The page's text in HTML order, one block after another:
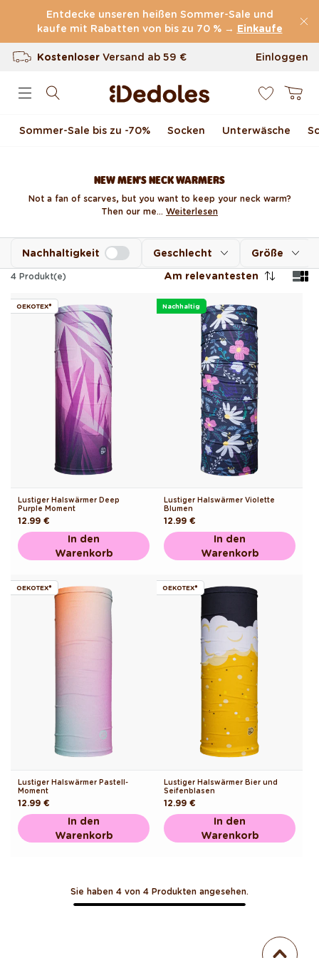
Direkt zum Inhalt
Entdecke unseren heißen Sommer-Sale und
kaufe mit Rabatten von bis zu 70 % → Einkaufe
(60.227 Bewertungen)
Kostenloser Versand ab 59 €
100 Tage Rückgaberecht
Einloggen
Sommer-Sale bis zu -70 % Socken Unterwäsche
NEW MEN'S NECK WARMERS
Not a fan of scarves, but you want to keep your neck warm?
Then our me... Weiterlesen
Geschlecht Größe
Nachhaltigkeit
4 Produkt(e) Am relevantesten
OEKOTEX®
Lustiger Halswärmer Deep
Purple Moment
Normaler
Preis
12.99 €
In den
Warenkorb
Nachhaltig
Lustiger Halswärmer Violette
Blumen
Normaler
Preis
12.99 €
In den
Warenkorb
OEKOTEX®
Lustiger Halswärmer Pastell-
Moment
Normaler
Preis
12.99 €
In den
Warenkorb
OEKOTEX®
Lustiger Halswärmer Bier und
Seifenblasen
Normaler
Preis
12.99 €
In den
Warenkorb
Sie haben 4 von 4 Produkten angesehen.